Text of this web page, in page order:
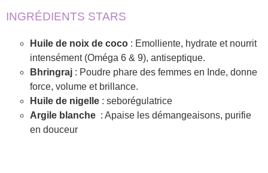
INGRÉDIENTS STARS
Huile de noix de coco : Emolliente, hydrate et nourrit
intensément (Oméga 6 & 9), antiseptique.
Bhringraj : Poudre phare des femmes en Inde, donne
force, volume et brillance.
Huile de nigelle : seborégulatrice
Argile blanche : Apaise les démangeaisons, purifie
en douceur